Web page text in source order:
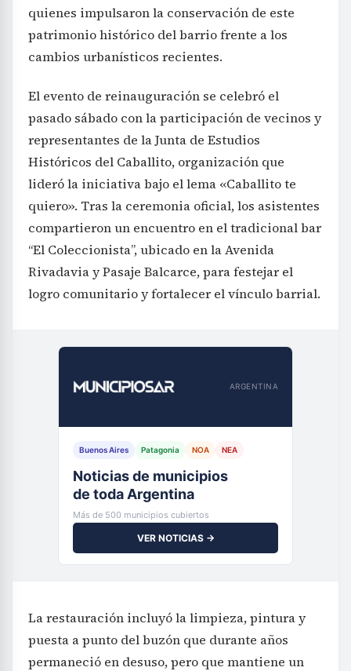
quienes impulsaron la conservación de este
patrimonio histórico del barrio frente a los
cambios urbanísticos recientes.
El evento de reinauguración se celebró el
pasado sábado con la participación de vecinos y
representantes de la Junta de Estudios
Históricos del Caballito, organización que
lideró la iniciativa bajo el lema «Caballito te
quiero». Tras la ceremonia oficial, los asistentes
compartieron un encuentro en el tradicional bar
“El Coleccionista”, ubicado en la Avenida
Rivadavia y Pasaje Balcarce, para festejar el
logro comunitario y fortalecer el vínculo barrial.
ARGENTINA
Buenos Aires Patagonia NOA NEA
Noticias de municipios
de toda Argentina
Más de 500 municipios cubiertos
VER NOTICIAS →
La restauración incluyó la limpieza, pintura y
puesta a punto del buzón que durante años
permaneció en desuso, pero que mantiene un